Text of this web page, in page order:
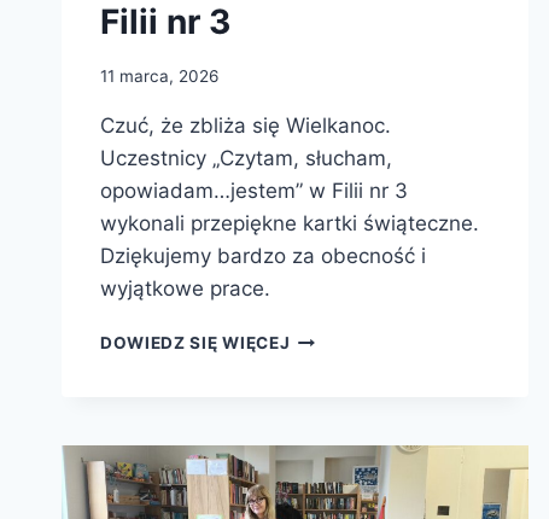
Filii nr 3
11 marca, 2026
Czuć, że zbliża się Wielkanoc.
Uczestnicy „Czytam, słucham,
opowiadam…jestem” w Filii nr 3
wykonali przepiękne kartki świąteczne.
Dziękujemy bardzo za obecność i
wyjątkowe prace.
DOWIEDZ SIĘ WIĘCEJ ŚWIĄTECZNE
3